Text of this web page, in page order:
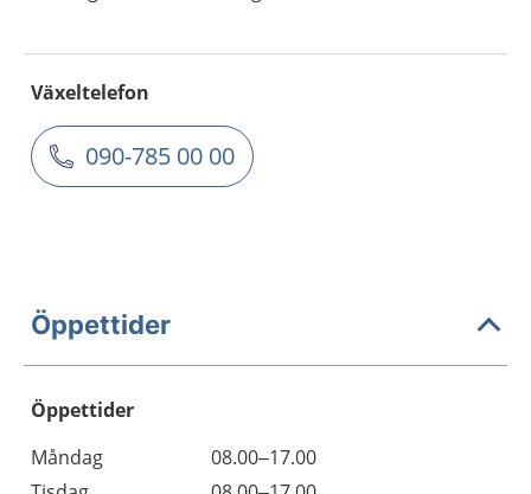
Växeltelefon
090-785 00 00
Öppettider
Öppettider
Dag
Öppettider
Kommentarer
Måndag
08.00–17.00